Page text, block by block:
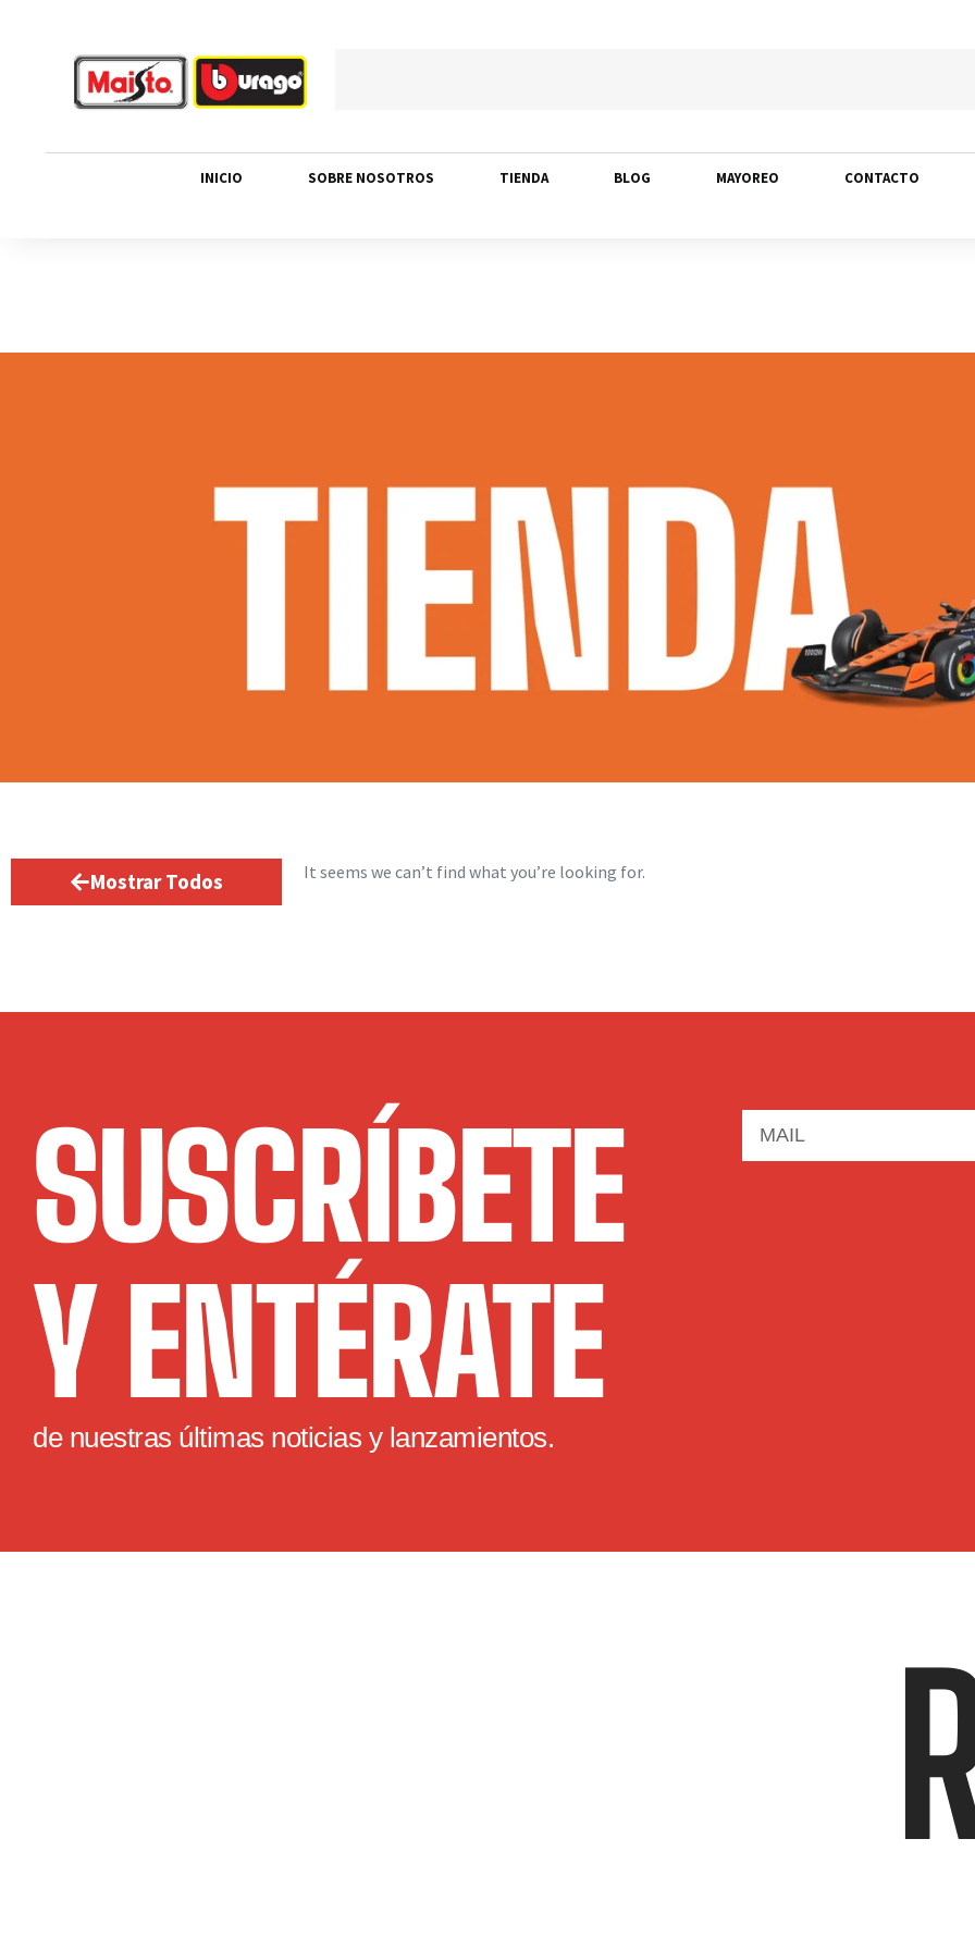
INICIO SOBRE NOSOTROS TIENDA BLOG MAYOREO CONTACTO
Mostrar Todos It seems we can’t find what you’re looking for.
SUSCRÍBETE
Y ENTÉRATE
de nuestras últimas noticias y lanzamientos.